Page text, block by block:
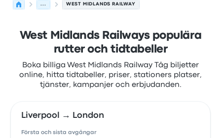
... WEST MIDLANDS RAILWAY
West Midlands Railways populära
rutter och tidtabeller
Boka billiga West Midlands Railway Tåg biljetter
online, hitta tidtabeller, priser, stationers platser,
tjänster, kampanjer och erbjudanden.
Liverpool → London
Första och sista avgångar